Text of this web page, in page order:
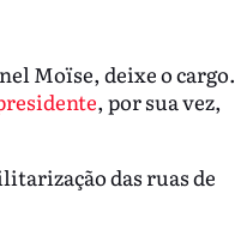
Moïse, deixe o cargo.
, por sua vez,
das ruas de